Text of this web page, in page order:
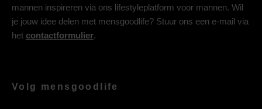
mannen inspireren via ons lifestyleplatform voor mannen. Wil
je jouw idee delen met mensgoodlife? Stuur ons een e-mail via
het contactformulier.
Volg mensgoodlife